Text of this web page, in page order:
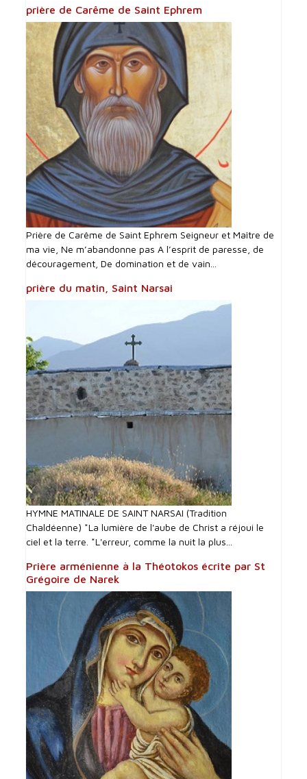
prière de Carême de Saint Ephrem
Prière de Carême de Saint Ephrem Seigneur et Maître de
ma vie, Ne m’abandonne pas A l’esprit de paresse, de
découragement, De domination et de vain...
prière du matin, Saint Narsai
HYMNE MATINALE DE SAINT NARSAI (Tradition
Chaldéenne) *La lumière de l'aube de Christ a réjoui le
ciel et la terre. *L'erreur, comme la nuit la plus...
Prière arménienne à la Théotokos écrite par St
Grégoire de Narek